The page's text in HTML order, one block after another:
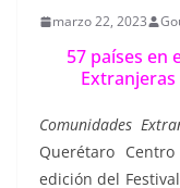
marzo 22, 2023
57 países en
Comunidades
Querétaro
edición del